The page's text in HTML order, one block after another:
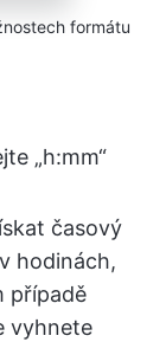
formátu
„h:mm“
časový
hodinách,
případě
vyhnete